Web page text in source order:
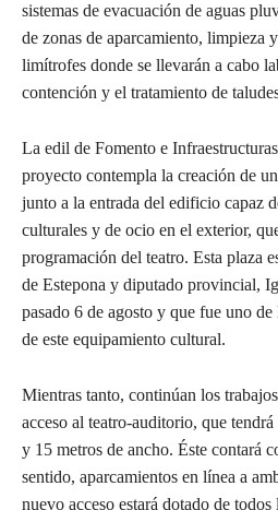
sistemas de evacuación de aguas
de zonas de aparcamiento, limpieza
limítrofes donde se llevarán a cabo
contención y el tratamiento de
La edil de Fomento e
proyecto contempla la creación de
junto a la entrada del edificio capaz
culturales y de ocio en el exterior,
programación del teatro. Esta plaza
de Estepona y diputado provincial,
pasado 6 de agosto y que fue uno
de este equipamiento cultural.
Mientras tanto, continúan los
acceso al teatro-auditorio, que
y 15 metros de ancho. Éste contará
sentido, aparcamientos en línea a
nuevo acceso estará dotado de